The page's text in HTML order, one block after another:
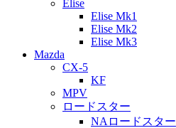
Elise
Elise Mk1
Elise Mk2
Elise Mk3
Mazda
CX-5
KF
MPV
ロードスター
NAロードスター